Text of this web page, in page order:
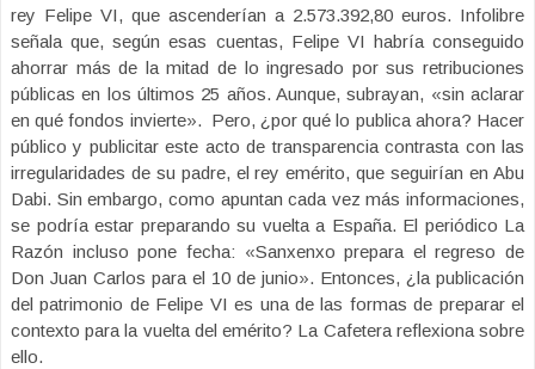
rey Felipe VI, que ascenderían a 2.573.392,80 euros. Infolibre
señala que, según esas cuentas, Felipe VI habría conseguido
ahorrar más de la mitad de lo ingresado por sus retribuciones
públicas en los últimos 25 años. Aunque, subrayan, «sin aclarar
en qué fondos invierte». Pero, ¿por qué lo publica ahora? Hacer
público y publicitar este acto de transparencia contrasta con las
irregularidades de su padre, el rey emérito, que seguirían en Abu
Dabi. Sin embargo, como apuntan cada vez más informaciones,
se podría estar preparando su vuelta a España. El periódico La
Razón incluso pone fecha: «Sanxenxo prepara el regreso de
Don Juan Carlos para el 10 de junio». Entonces, ¿la publicación
del patrimonio de Felipe VI es una de las formas de preparar el
contexto para la vuelta del emérito? La Cafetera reflexiona sobre
ello.